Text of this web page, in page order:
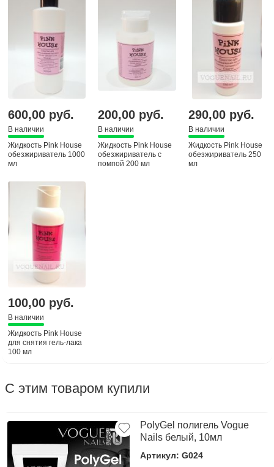
600,00 руб.
В наличии
Жидкость Pink House
обезжириватель 1000
мл
200,00 руб.
В наличии
Жидкость Pink House
обезжириватель с
помпой 200 мл
290,00 руб.
В наличии
Жидкость Pink House
обезжириватель 250
мл
100,00 руб.
В наличии
Жидкость Pink House
для снятия гель-лака
100 мл
С этим товаром купили
PolyGel полигель Vogue
Nails белый, 10мл
Артикул: G024